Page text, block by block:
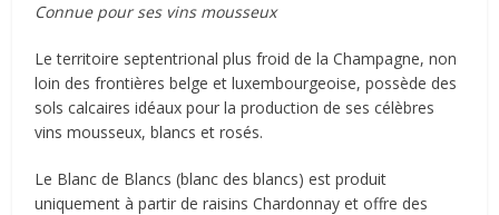
Connue pour ses vins mousseux
Le territoire septentrional plus froid de la Champagne, non
loin des frontières belge et luxembourgeoise, possède des
sols calcaires idéaux pour la production de ses célèbres
vins mousseux, blancs et rosés.
Le Blanc de Blancs (blanc des blancs) est produit
uniquement à partir de raisins Chardonnay et offre des